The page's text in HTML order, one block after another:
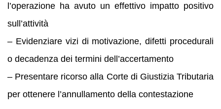
l’operazione ha avuto un effettivo impatto positivo
sull’attività
– Evidenziare vizi di motivazione, difetti procedurali
o decadenza dei termini dell’accertamento
– Presentare ricorso alla Corte di Giustizia Tributaria
per ottenere l’annullamento della contestazione